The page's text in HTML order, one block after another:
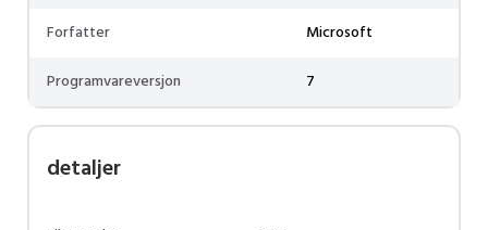
Forfatter
Microsoft
Programvareversjon
7
detaljer